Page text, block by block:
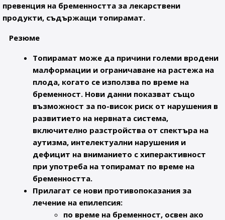
превенция на бременността за лекарствени
продукти, съдържащи топирамат.
Резюме
Топирамат може да причини големи вродени
малформации и ограничаване на растежа на
плода, когато се използва по време на
бременност. Нови данни показват също
възможност за по-висок риск от нарушения в
развитието на нервната система,
включително разстройства от спектъра на
аутизма, интелектуални нарушения и
дефицит на вниманието с хиперактивност
при употреба на топирамат по време на
бременността.
Прилагат се нови противопоказания за
лечение на епилепсия:
по време на бременност, освен ако